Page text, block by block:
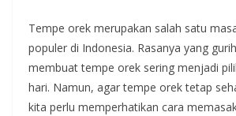
Tempe orek merupakan salah satu
populer di Indonesia. Rasanya yang
membuat tempe orek sering menjadi
hari. Namun, agar tempe orek tetap
kita perlu memperhatikan cara